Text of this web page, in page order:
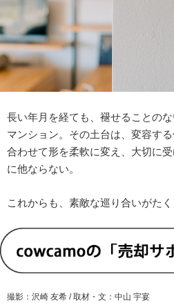
長い年月を経ても、褪せることの
マンション。その土台は、変容す
合わせて形を柔軟に変え、大切に
に他ならない。
これからも、素敵な巡り合いがたく
撮影：沢崎 友希 / 取材・文：中山 宇宴